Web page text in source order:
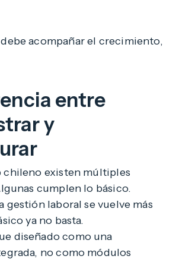
acompañar el crecimiento,
entre
y
chileno existen múltiples
cumplen lo básico.
gestión laboral se vuelve más
ya no basta.
diseñado como una
no como módulos